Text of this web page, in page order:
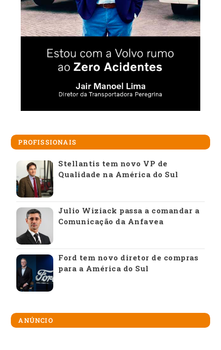
PROFISSIONAIS
Stellantis tem novo VP de
Qualidade na América do Sul
Julio Wiziack passa a comandar a
Comunicação da Anfavea
Ford tem novo diretor de compras
para a América do Sul
ANÚNCIO